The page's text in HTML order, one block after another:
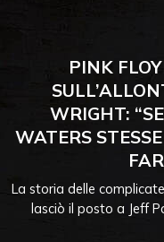
PINK
WRIGHT:
WATERS
La storia delle
lasciò il posto a Jeff